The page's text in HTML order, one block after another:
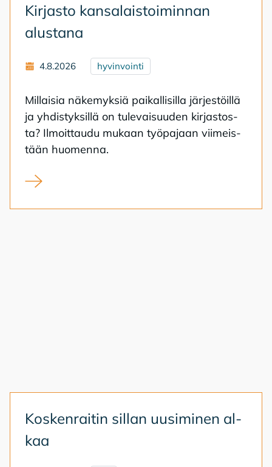
Kir­jas­to kan­sa­lais­toi­min­nan
alus­ta­na
4.8.2026 hyvinvointi
Mil­lai­sia nä­ke­myk­siä pai­kal­li­sil­la jär­jes­töil­lä
ja yh­dis­tyk­sil­lä on tu­le­vai­suu­den kir­jas­tos­
ta? Il­moit­tau­du mu­kaan työ­pa­jaan vii­meis­
tään huo­men­na.
Kirjasto kansalaistoiminnan alustana
Kos­ken­rai­tin sil­lan uusi­mi­nen al­
kaa